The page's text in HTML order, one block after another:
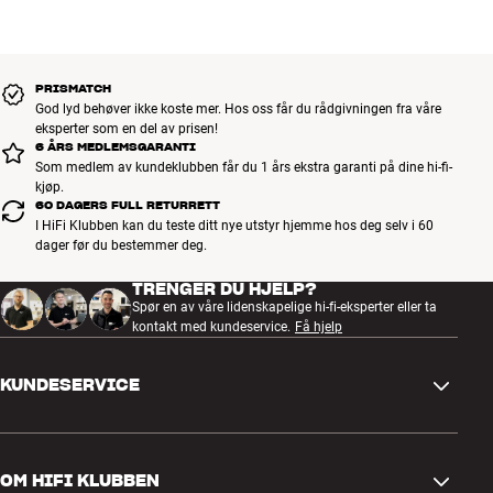
HEOS AVR er en del av det populære multiromssystemet HEOS by
Denon. Med en håndvending kan du bygge ut med trådløse HEOS-
høyttalere og musikkstreamere i så mange rom du måtte ønske.
Har du først prøvd det er det ingen vei tilbake!
Mer fra Denon
PRISMATCH
God lyd behøver ikke koste mer. Hos oss får du rådgivningen fra våre
eksperter som en del av prisen!
6 ÅRS MEDLEMSGARANTI
Som medlem av kundeklubben får du 1 års ekstra garanti på dine hi-fi-
kjøp.
60 DAGERS FULL RETURRETT
I HiFi Klubben kan du teste ditt nye utstyr hjemme hos deg selv i 60
dager før du bestemmer deg.
TRENGER DU HJELP?
Spør en av våre lidenskapelige hi-fi-eksperter eller ta
kontakt med kundeservice. Få hjelp
KUNDESERVICE
OM HIFI KLUBBEN